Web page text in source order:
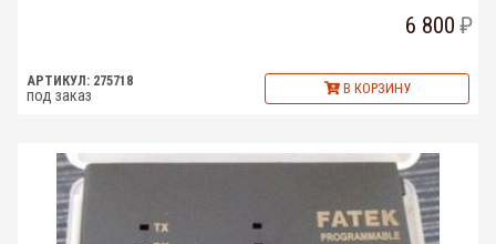
6 800
АРТИКУЛ: 275718
под заказ В КОРЗИНУ